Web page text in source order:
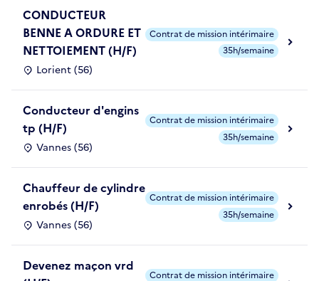
CONDUCTEUR
BENNE A ORDURE ET
NETTOIEMENT (H/F)
Lorient (56)
Contrat de mission intérimaire
35h/semaine
Conducteur d'engins
tp (H/F)
Vannes (56)
Contrat de mission intérimaire
35h/semaine
Chauffeur de cylindre
enrobés (H/F)
Vannes (56)
Contrat de mission intérimaire
35h/semaine
Devenez maçon vrd
Contrat de mission intérimaire